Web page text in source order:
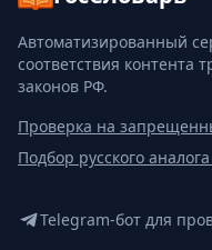
Автоматизированный
соответствия контента
законов РФ.
Проверка на
Подбор русского
Telegram-бот для